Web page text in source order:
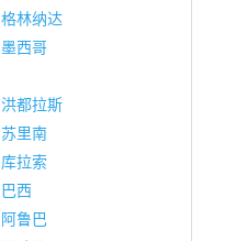
格林纳达
墨西哥
洪都拉斯
苏里南
库拉索
巴西
阿鲁巴